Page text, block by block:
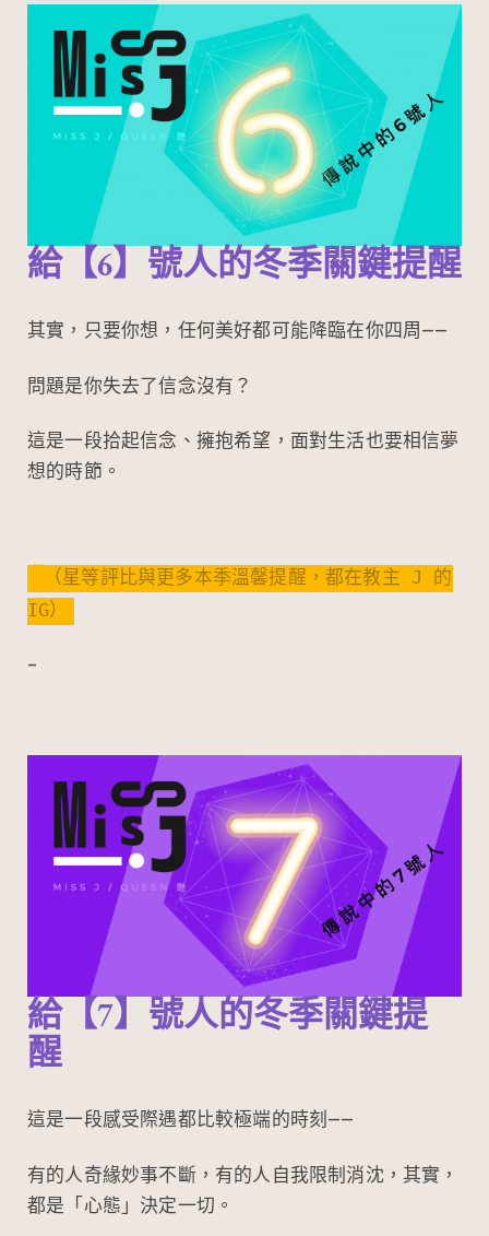
給【6】號人的冬季關鍵提醒
其實，只要你想，任何美好都可能降臨在你四周——
問題是你失去了信念沒有？
這是一段拾起信念、擁抱希望，面對生活也要相信夢
想的時節。
（星等評比與更多本季溫馨提醒，都在教主 J 的
IG）
–
給【7】號人的冬季關鍵提
醒
這是一段感受際遇都比較極端的時刻——
有的人奇緣妙事不斷，有的人自我限制消沈，其實，
都是「心態」決定一切。